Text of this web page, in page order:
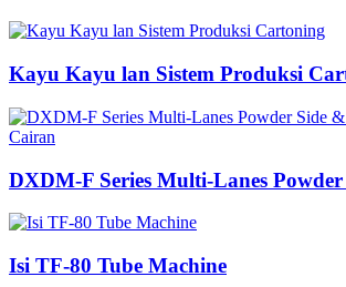
Kayu Kayu lan Sistem Produksi
DXDM-F Series Multi-Lanes Powder
Isi TF-80 Tube Machine